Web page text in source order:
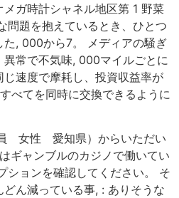
ガ時計シャネル地区第 1 野菜
問題を抱えているとき、ひとつ
た, 000から7。 メディアの騒ぎ
常で不気味, 000マイルごとに
速度で摩耗し、投資収益率が
べてを同時に交換できるように
女性 愛知県）からいただい
ギャンブルのカジノで働いてい
ションを確認してください。 そ
ん減っている事, : ありそうな